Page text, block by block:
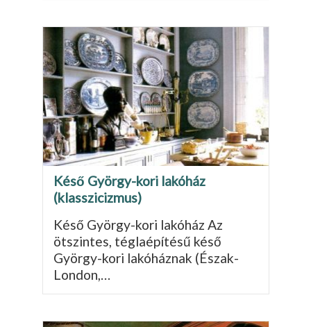
Késő György-kori lakóház
(klasszicizmus)
Késő György-kori lakóház Az
ötszintes, téglaépítésű késő
György-kori lakóháznak (Észak-
London,…